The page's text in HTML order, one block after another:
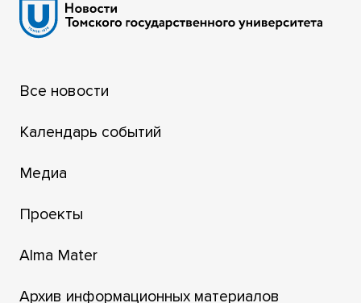
Все новости
Календарь событий
Медиа
Проекты
Alma Mater
Архив информационных материалов